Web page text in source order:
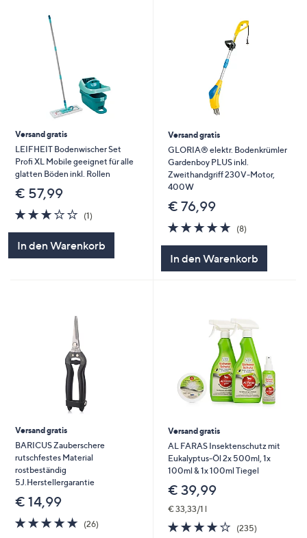
Versand gratis
LEIFHEIT Bodenwischer Set
Profi XL Mobile geeignet für alle
glatten Böden inkl. Rollen
€ 57,99
3.0
von
(1)1
In den Warenkorb
Versand gratis
GLORIA® elektr. Bodenkrümler
Gardenboy PLUS inkl.
Zweithandgriff 230V-Motor,
400W
€ 76,99
4.9
von
(8)8
In den Warenkorb
Versand gratis
BARICUS Zauberschere
rutschfestes Material
rostbeständig
5J.Herstellergarantie
€ 14,99
4.8
von
(26)26
Versand gratis
AL FARAS Insektenschutz mit
Eukalyptus-Öl 2x 500ml, 1x
100ml & 1x 100ml Tiegel
€ 39,99
€ 33,33/1 l
3.9
(235)235